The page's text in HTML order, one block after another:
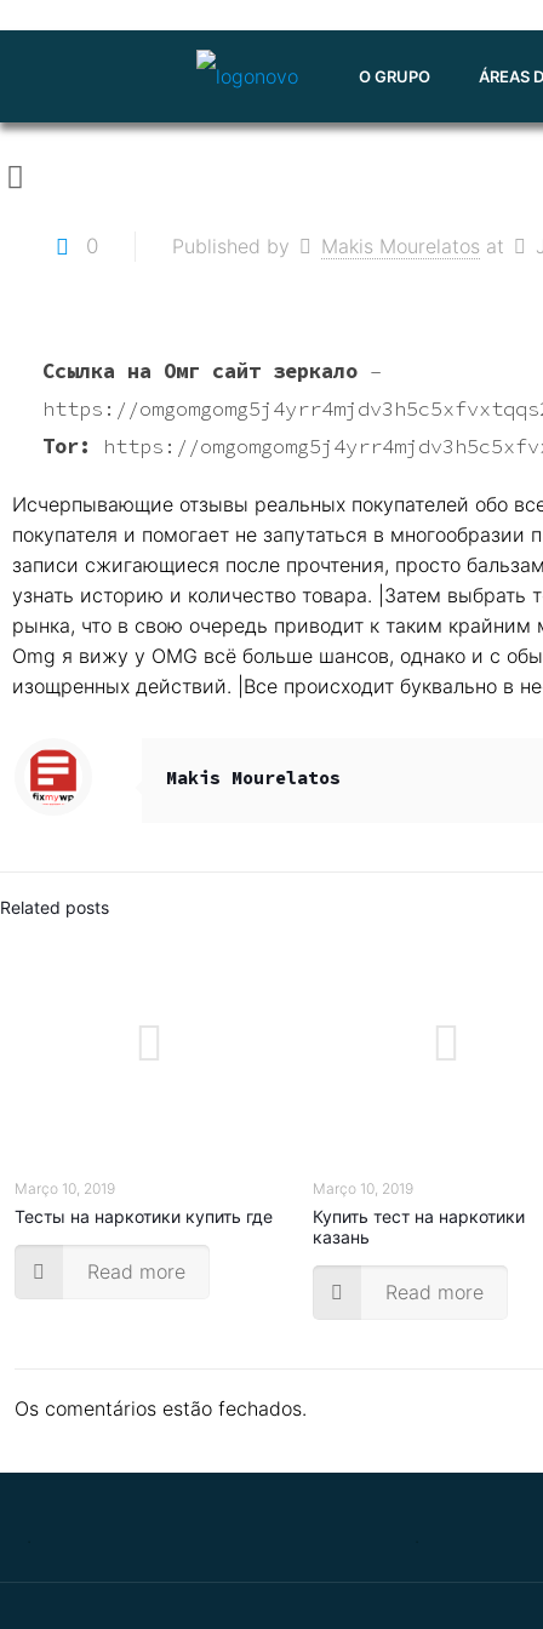
O GRUPO ÁREAS
0 Published by Makis Mourelatos at
Ссылка на Омг сайт зеркало–
https://
Tor:
https://
Исчерпывающие отзывы реальных покупателей обо
покупателя и помогает не запутаться в
записи сжигающиеся после прочтения, просто
узнать историю и количество товара. |Затем выбрать
рынка, что в свою очередь приводит к таким
Omg я вижу у OMG всё больше шансов, однако и с
изощренных действий. |Все происходит буквально в
Makis Mourelatos
Related posts
Março 10, 2019
Тесты на наркотики купить где
Read more
Março 10, 2019
Купить тест на наркотики
казань
Read more
Os comentários estão fechados.